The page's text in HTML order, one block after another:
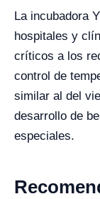
La incubadora
hospitales y
críticos a los
control de
similar al del
desarrollo de
especiales.